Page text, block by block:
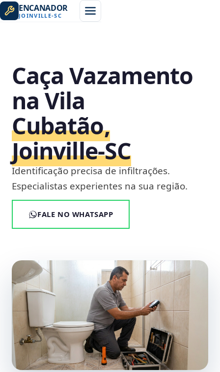
ENCANADOR
JOINVILLE-SC
Caça Vazamento
na Vila
Cubatão,
Joinville‑SC
Identificação precisa de infiltrações.
Especialistas experientes na sua região.
FALE NO WHATSAPP